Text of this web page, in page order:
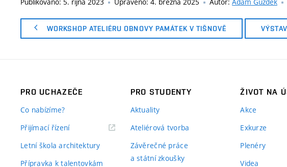
WORKSHOP ATELIÉRU OBNOVY PAMÁTEK V TIŠNOVĚ
PRO UCHAZEČE
Co nabízíme?
Přijímací řízení
Letní škola architektury
Přípravka k talentovkám
PRO STUDENTY
Aktuality
Ateliérová tvorba
Závěrečné práce
a státní zkoušky
ŽIVOT NA
Akce
Exkurze
Plenéry
Videa